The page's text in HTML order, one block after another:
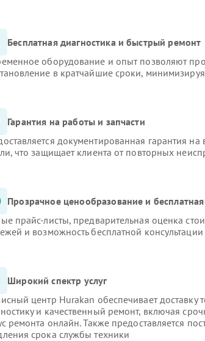
Бесплатная диагностика и быстрый ремонт
оборудование и опыт позволяют
в кратчайшие сроки,
Гарантия на работы и запчасти
документированная гарантия
что защищает клиента от повторных
Прозрачное ценообразование и
прайс-листы, предварительная оценка
и возможность бесплатной
Широкий спектр услуг
центр Hurakan обеспечивает доставку
и качественный ремонт, включая
ремонта онлайн. Также предоставляется
срока службы техники